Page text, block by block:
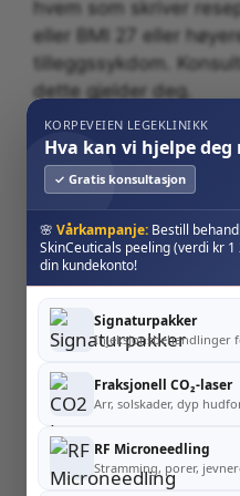
hvem som skriver
eller BMI 27 eller
tilleggssykdom.
dette gjelder deg.
Pakkepriser –
KICK-START
kr 1
645/mnd
Med 12 mnd
STABILISERING
kr 1
KORPEVEIEN LEGEKLINIKK
Hva kan vi hjelpe deg
✓ Gratis konsultasjon
🌸 Vårkampanje: Bestill
SkinCeuticals peeling (verdi kr
din kundekonto!
Signaturpakker
Injeksjonsbehandlinger
Fraksjonell CO₂-laser
Arr, solskader, dyp
RF Microneedling
Stramming, porer,